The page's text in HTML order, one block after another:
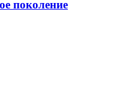
поколение